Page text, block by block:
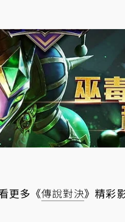
更多《傳說對決》精彩